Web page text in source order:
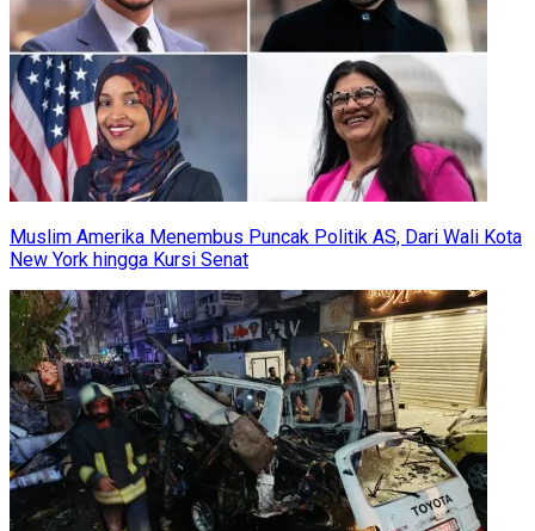
Muslim Amerika Menembus Puncak Politik AS, Dari Wali Kota
New York hingga Kursi Senat